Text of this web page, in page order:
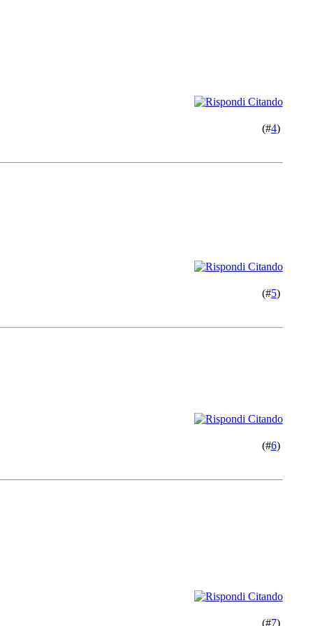
(#4)
(#5)
(#6)
(#7)